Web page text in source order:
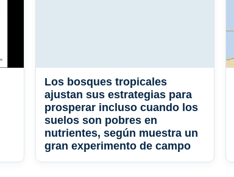
Los bosques tropicales
ajustan sus estrategias para
prosperar incluso cuando los
suelos son pobres en
nutrientes, según muestra un
gran experimento de campo